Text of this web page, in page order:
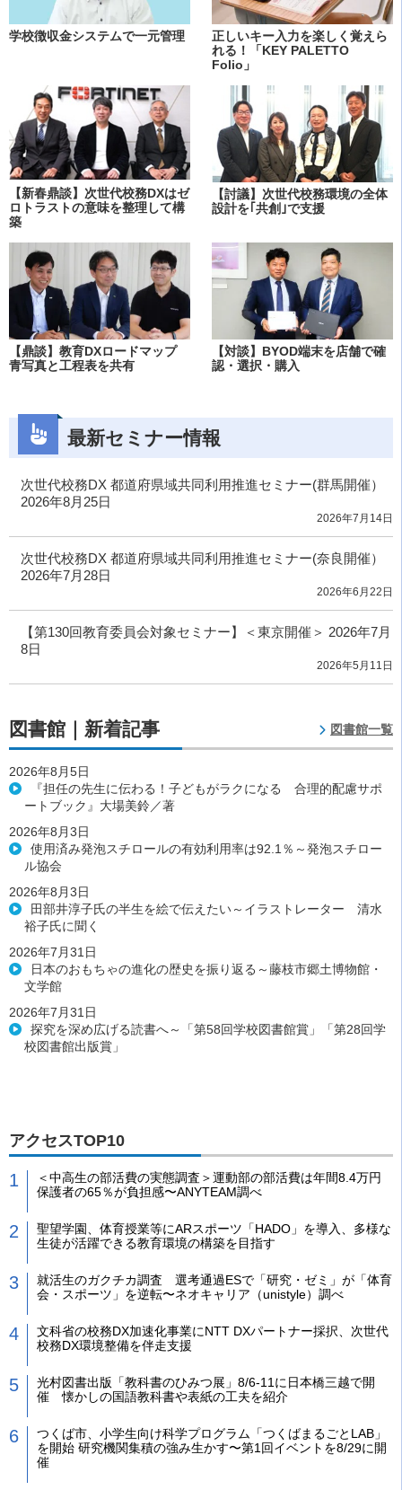
学校徴収金システムで一元管理
正しいキー入力を楽しく覚えら
れる！「KEY PALETTO
Folio」
【新春鼎談】次世代校務DXはゼ
ロトラストの意味を整理して構
築
【討議】次世代校務環境の全体
設計を｢共創｣で支援
【鼎談】教育DXロードマップ
青写真と工程表を共有
【対談】BYOD端末を店舗で確
認・選択・購入
最新セミナー情報
次世代校務DX 都道府県域共同利用推進セミナー(群馬開催）
2026年8月25日
2026年7月14日
次世代校務DX 都道府県域共同利用推進セミナー(奈良開催）
2026年7月28日
2026年6月22日
【第130回教育委員会対象セミナー】＜東京開催＞ 2026年7月
8日
2026年5月11日
図書館｜新着記事 図書館一覧
2026年8月5日
『担任の先生に伝わる！子どもがラクになる 合理的配慮サポ
ートブック』大場美鈴／著
2026年8月3日
使用済み発泡スチロールの有効利用率は92.1％～発泡スチロー
ル協会
2026年8月3日
田部井淳子氏の半生を絵で伝えたい～イラストレーター 清水
裕子氏に聞く
2026年7月31日
日本のおもちゃの進化の歴史を振り返る～藤枝市郷土博物館・
文学館
2026年7月31日
探究を深め広げる読書へ～「第58回学校図書館賞」「第28回学
校図書館出版賞」
アクセスTOP10
＜中高生の部活費の実態調査＞運動部の部活費は年間8.4万円
保護者の65％が負担感〜ANYTEAM調べ
聖望学園、体育授業等にARスポーツ「HADO」を導入、多様な
生徒が活躍できる教育環境の構築を目指す
就活生のガクチカ調査 選考通過ESで「研究・ゼミ」が「体育
会・スポーツ」を逆転〜ネオキャリア（unistyle）調べ
文科省の校務DX加速化事業にNTT DXパートナー採択、次世代
校務DX環境整備を伴走支援
光村図書出版「教科書のひみつ展」8/6-11に日本橋三越で開
催 懐かしの国語教科書や表紙の工夫を紹介
つくば市、小学生向け科学プログラム「つくばまるごとLAB」
を開始 研究機関集積の強み生かす〜第1回イベントを8/29に開
催